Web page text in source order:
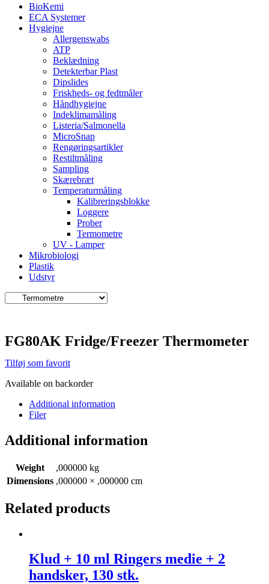
BioKemi
ECA Systemer
Hygiejne
Allergenswabs
ATP
Beklædning
Detekterbar Plast
Dipslides
Friskheds- og fedtmåler
Håndhygiejne
Indeklimamåling
Listeria/Salmonella
MicroSnap
Rengøringsartikler
Restiltmåling
Sampling
Skærebræt
Temperaturmåling
Kalibreringsblokke
Loggere
Prober
Termometre
UV - Lamper
Mikrobiologi
Plastik
Udstyr
FG80AK Fridge/Freezer Thermometer
Tilføj som favorit
Available on backorder
Additional information
Filer
Additional information
Weight
,000000 kg
Dimensions ,000000 × ,000000 cm
Related products
Klud + 10 ml Ringers medie + 2
handsker, 130 stk.